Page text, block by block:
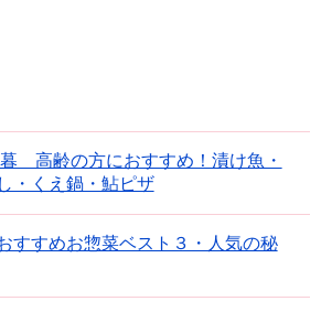
高齢の方におすすめ！漬け魚・
・くえ鍋・鮎ピザ
すすめお惣菜ベスト３・人気の秘